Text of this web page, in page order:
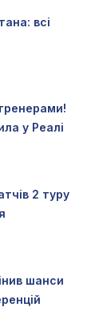
всі
у Реалі
2 туру
шанси